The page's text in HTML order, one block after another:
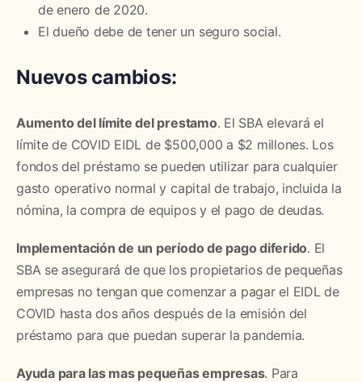
de enero de 2020.
El dueño debe de tener un seguro social.
Nuevos cambios:
Aumento del límite del prestamo. El SBA elevará el
límite de COVID EIDL de $500,000 a $2 millones. Los
fondos del préstamo se pueden utilizar para cualquier
gasto operativo normal y capital de trabajo, incluida la
nómina, la compra de equipos y el pago de deudas.
Implementación de un período de pago diferido. El
SBA se asegurará de que los propietarios de pequeñas
empresas no tengan que comenzar a pagar el EIDL de
COVID hasta dos años después de la emisión del
préstamo para que puedan superar la pandemia.
Ayuda para las mas pequeñas empresas. Para